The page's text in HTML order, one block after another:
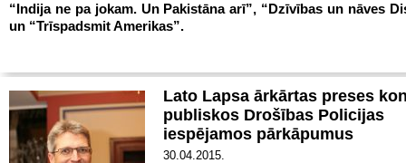
“Indija ne pa jokam. Un Pakistāna arī”, “Dzīvības un nāves
un “Trīspadsmit Amerikas”.
Lato Lapsa ārkārtas preses
publiskos Drošības Policijas
iespējamos pārkāpumus
30.04.2015.